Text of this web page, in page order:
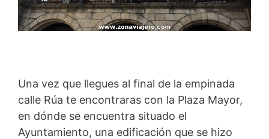
Una vez que llegues al final de la empinada
calle Rúa te encontraras con la Plaza Mayor,
en dónde se encuentra situado el
Ayuntamiento, una edificación que se hizo